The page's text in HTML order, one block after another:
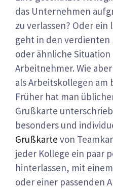
das Unternehmen
zu verlassen? Oder
geht in den verdienten
oder ähnliche
Arbeitnehmer. Wie
als Arbeitskollegen am
Früher hat man
Grußkarte
besonders und
Grußkarte von
jeder Kollege ein paar
hinterlassen, mit
oder einer passenden